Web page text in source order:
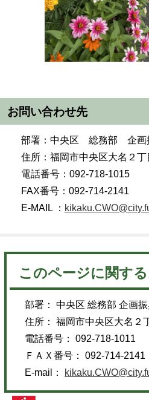
お問い合わせ先
部署：中央区 総務部 企画
住所：福岡市中央区大名２丁
電話番号：092-718-1015
FAX番号：092-714-2141
E-MAIL ：
このページに関す
部署： 中央区 総務部 企画
住所： 福岡市中央区大名２
電話番号： 092-718-1011
ＦＡＸ番号： 092-714-2141
E-mail：